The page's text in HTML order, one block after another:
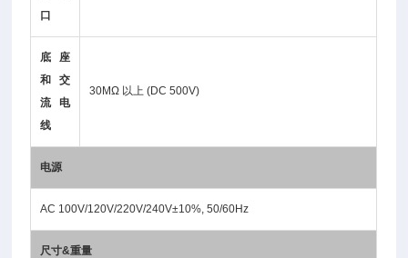
口
底座
和交
流电
线
30MΩ 以上 (DC 500V)
电源
AC 100V/120V/220V/240V±10%, 50/60Hz
尺寸&重量